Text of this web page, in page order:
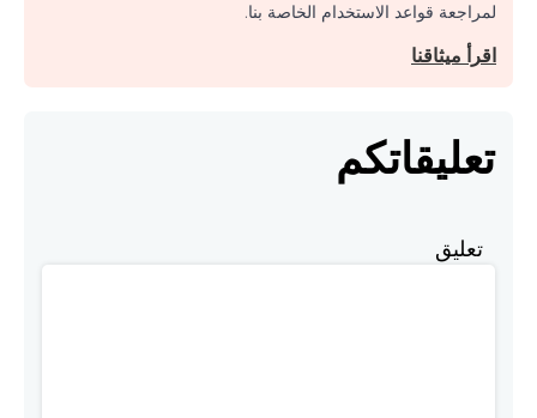
لمراجعة قواعد الاستخدام الخاصة بنا.
اقرأ ميثاقنا
تعليقاتكم
تعليق